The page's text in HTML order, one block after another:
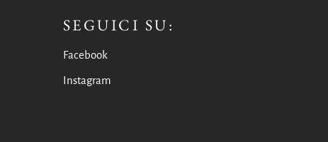
SEGUICI SU:
Facebook
Instagram